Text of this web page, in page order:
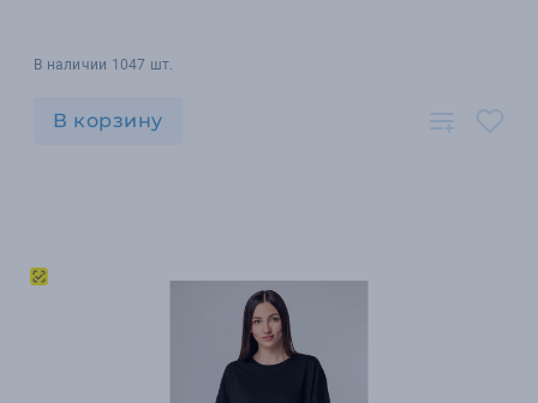
В наличии 1047 шт.
В корзину